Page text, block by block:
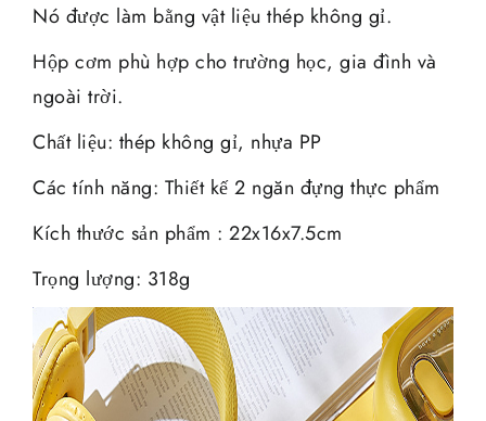
Nó được làm bằng vật liệu thép không gỉ.
Hộp cơm phù hợp cho trường học, gia đình và
ngoài trời.
Chất liệu: thép không gỉ, nhựa PP
Các tính năng: Thiết kế 2 ngăn đựng thực phẩm
Kích thước sản phẩm : 22x16x7.5cm
Trọng lượng: 318g